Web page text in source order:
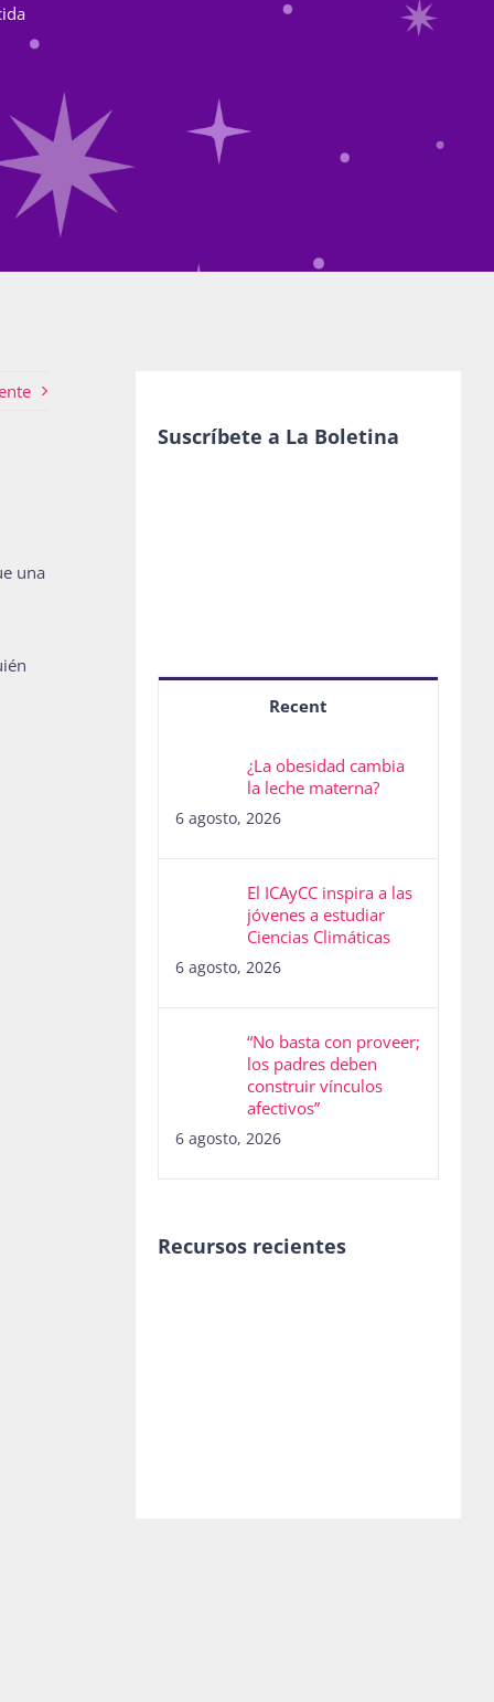
una
Suscríbete a La Boletina
Recent
¿La obesidad cambia
la leche materna?
6 agosto, 2026
El ICAyCC inspira a las
jóvenes a estudiar
Ciencias Climáticas
6 agosto, 2026
“No basta con proveer;
los padres deben
construir vínculos
afectivos”
6 agosto, 2026
Recursos recientes